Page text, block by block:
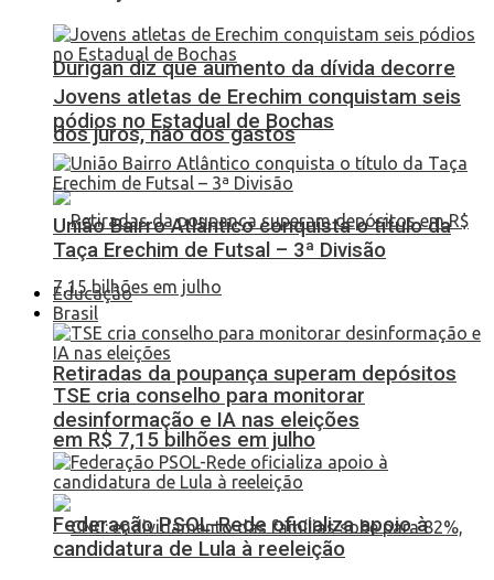
Durigan diz que aumento da dívida decorre
dos juros, não dos gastos
Retiradas da poupança superam depósitos
em R$ 7,15 bilhões em julho
Jovens atletas de Erechim conquistam seis
pódios no Estadual de Bochas
União Bairro Atlântico conquista o título da
Taça Erechim de Futsal – 3ª Divisão
Educação
Brasil
TSE cria conselho para monitorar
desinformação e IA nas eleições
Federação PSOL-Rede oficializa apoio à
candidatura de Lula à reeleição